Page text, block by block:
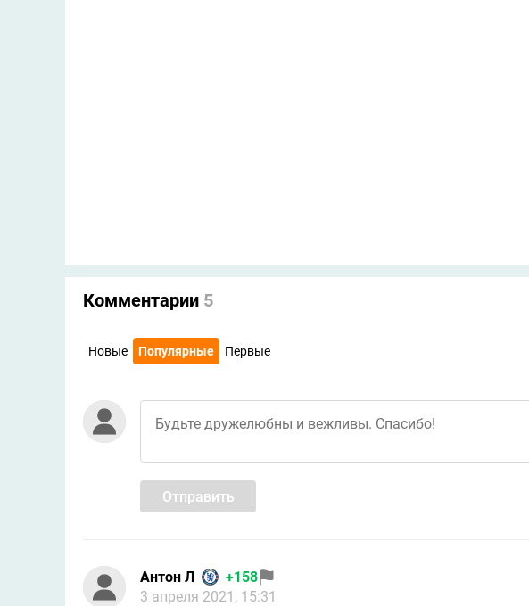
Комментарии 5
Новые Популярные Первые
Отправить
Антон Л
+158
3 апреля 2021, 15:31